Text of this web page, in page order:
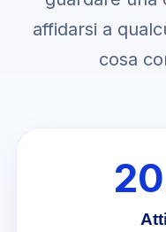
affidarsi a
cosa